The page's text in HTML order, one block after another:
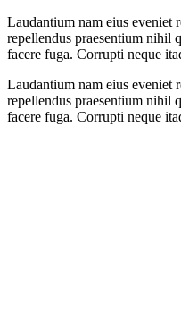
Laudantium nam eius eveniet
repellendus praesentium nihil
facere fuga. Corrupti neque
Laudantium nam eius eveniet
repellendus praesentium nihil
facere fuga. Corrupti neque